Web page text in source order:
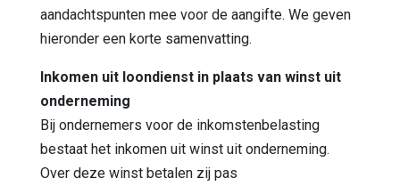
aandachtspunten mee voor de aangifte. We geven
hieronder een korte samenvatting.
Inkomen uit loondienst in plaats van winst uit
onderneming
Bij ondernemers voor de inkomstenbelasting
bestaat het inkomen uit winst uit onderneming.
Over deze winst betalen zij pas